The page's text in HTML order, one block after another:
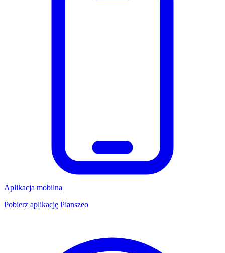
Aplikacja mobilna
Pobierz aplikację Planszeo